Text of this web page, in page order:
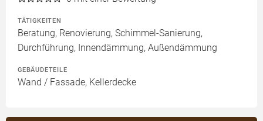
TÄTIGKEITEN
Beratung, Renovierung, Schimmel-Sanierung,
Durchführung, Innendämmung, Außendämmung
GEBÄUDETEILE
Wand / Fassade, Kellerdecke